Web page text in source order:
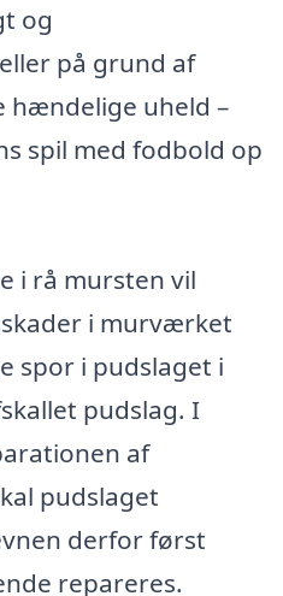
og
på grund af
hændelige uheld –
spil med fodbold op
i rå mursten vil
i murværket
spor i pudslaget i
pudslag. I
af
pudslaget
derfor først
repareres.